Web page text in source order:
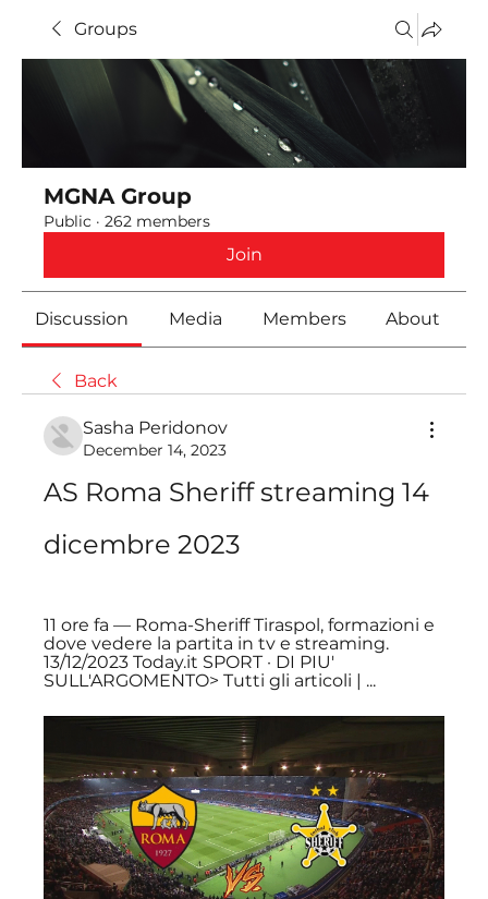
Groups
MGNA Group
Public · 262 members
Join
Discussion Media Members About
Back
Sasha Peridonov
December 14, 2023
AS Roma Sheriff streaming 14
dicembre 2023
11 ore fa — Roma-Sheriff Tiraspol, formazioni e
dove vedere la partita in tv e streaming.
13/12/2023 Today.it SPORT · DI PIU'
SULL'ARGOMENTO> Tutti gli articoli | ...